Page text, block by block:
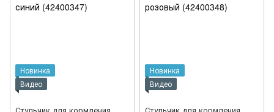
Новинка
Видео
Новинка
Видео